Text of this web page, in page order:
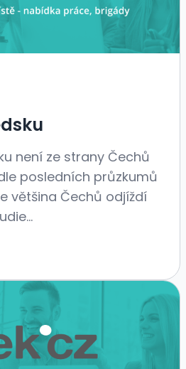
není ze strany Čechů
posledních průzkumů
většina Čechů odjíždí